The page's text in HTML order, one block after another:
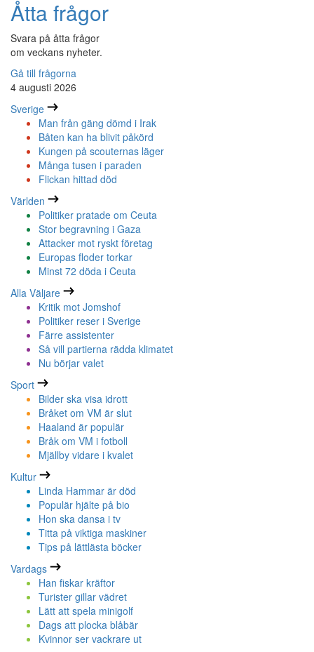
Åtta frågor
Svara på åtta frågor
om veckans nyheter.
Gå till frågorna
4 augusti 2026
Sverige
Man från gäng dömd i Irak
Båten kan ha blivit påkörd
Kungen på scouternas läger
Många tusen i paraden
Flickan hittad död
Världen
Politiker pratade om Ceuta
Stor begravning i Gaza
Attacker mot ryskt företag
Europas floder torkar
Minst 72 döda i Ceuta
Alla Väljare
Kritik mot Jomshof
Politiker reser i Sverige
Färre assistenter
Så vill partierna rädda klimatet
Nu börjar valet
Sport
Bilder ska visa idrott
Bråket om VM är slut
Haaland är populär
Bråk om VM i fotboll
Mjällby vidare i kvalet
Kultur
Linda Hammar är död
Populär hjälte på bio
Hon ska dansa i tv
Titta på viktiga maskiner
Tips på lättlästa böcker
Vardags
Han fiskar kräftor
Turister gillar vädret
Lätt att spela minigolf
Dags att plocka blåbär
Kvinnor ser vackrare ut